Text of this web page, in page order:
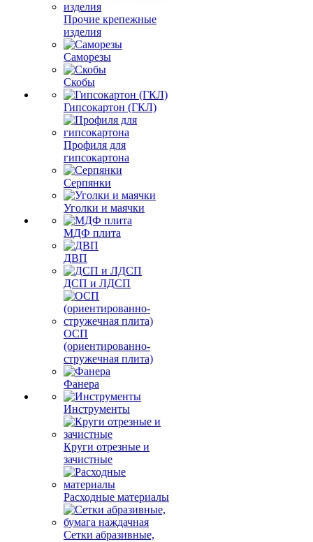
Прочие крепежные
изделия
Саморезы
Скобы
Гипсокартон (ГКЛ)
Профиля для
гипсокартона
Серпянки
Уголки и маячки
МДФ плита
ДВП
ДСП и ЛДСП
ОСП
(ориентированно-
стружечная плита)
Фанера
Инструменты
Круги отрезные и
зачистные
Расходные материалы
Сетки абразивные,